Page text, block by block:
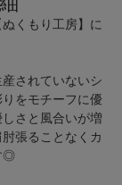
くもり工房】に
されていないシ
をモチーフに優
さと風合いが増
張ることなくカ
◎